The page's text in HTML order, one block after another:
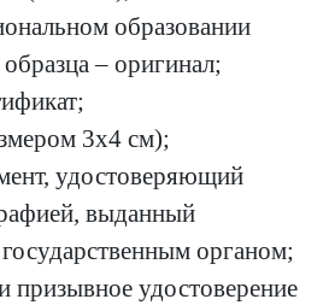
образовании
– оригинал;
3х4 см);
удостоверяющий
выданный
органом;
призывное удостоверение